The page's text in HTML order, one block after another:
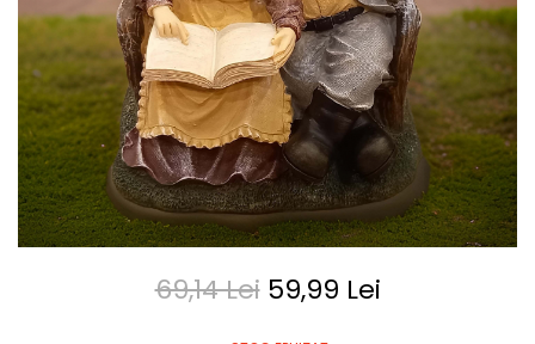
69,14 Lei 59,99 Lei